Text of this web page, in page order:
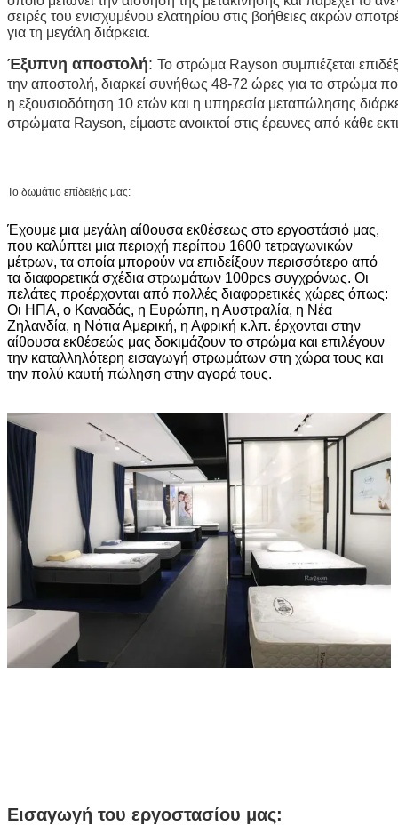
σειρές του ενισχυμένου ελατηρίου στις βοήθειες ακρών
για τη μεγάλη διάρκεια.
Έξυπνη αποστολή: Το στρώμα Rayson συμπιέζεται
την αποστολή, διαρκεί συνήθως 48-72 ώρες για το στρώμα
η εξουσιοδότηση 10 ετών και η υπηρεσία μεταπώλησης
στρώματα Rayson, είμαστε ανοικτοί στις έρευνες από κάθε
Το δωμάτιο επίδειξής μας:
Έχουμε μια μεγάλη αίθουσα εκθέσεως στο εργοστάσιό μας,
που καλύπτει μια περιοχή περίπου 1600 τετραγωνικών
μέτρων, τα οποία μπορούν να επιδείξουν περισσότερο από
τα διαφορετικά σχέδια στρωμάτων 100pcs συγχρόνως. Οι
πελάτες προέρχονται από πολλές διαφορετικές χώρες όπως:
Οι ΗΠΑ, ο Καναδάς, η Ευρώπη, η Αυστραλία, η Νέα
Ζηλανδία, η Νότια Αμερική, η Αφρική κ.λπ. έρχονται στην
αίθουσα εκθέσεώς μας δοκιμάζουν το στρώμα και επιλέγουν
την καταλληλότερη εισαγωγή στρωμάτων στη χώρα τους και
την πολύ καυτή πώληση στην αγορά τους.
Εισαγωγή του εργοστασίου μας: